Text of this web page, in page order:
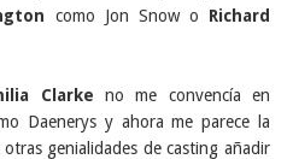
como Jon Snow o Richard
Clarke no me convencía en
Daenerys y ahora me parece la
genialidades de casting añadir